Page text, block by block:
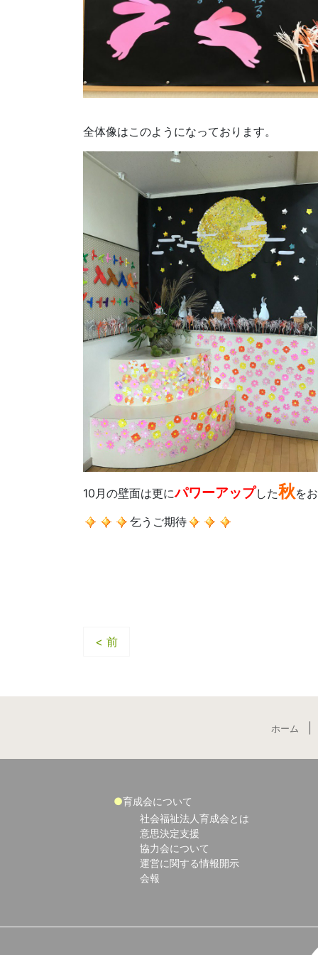
全体像はこのようになっております。
10月の壁面は更にパワーアップした秋を
乞うご期待
< 前
ホーム
育成会について
社会福祉法人育成会とは
意思決定支援
協力会について
運営に関する情報開示
会報